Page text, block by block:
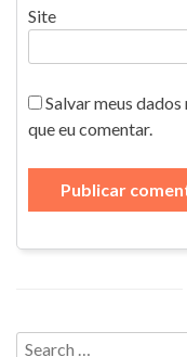
Site
Salvar meus
que eu comentar.
Search